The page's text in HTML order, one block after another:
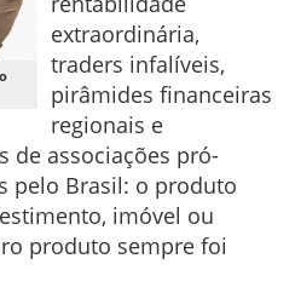
extraordinária,
traders infalíveis,
pirâmides financeiras
regionais e
de associações pró-
pelo Brasil: o produto
imóvel ou
produto sempre foi